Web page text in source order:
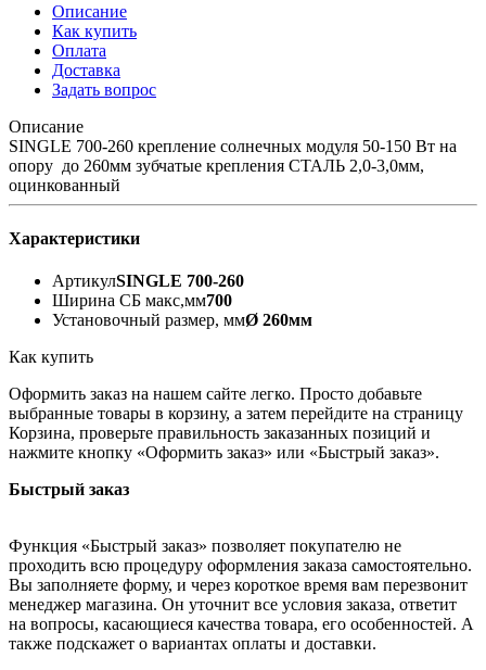
Описание
Как купить
Оплата
Доставка
Задать вопрос
Описание
SINGLE 700-260 крепление солнечных модуля 50-150 Вт на
опору до 260мм зубчатые крепления СТАЛЬ 2,0-3,0мм,
оцинкованный
Характеристики
АртикулSINGLE 700-260
Ширина СБ макс,мм700
Установочный размер, ммØ 260мм
Как купить
Оформить заказ на нашем сайте легко. Просто добавьте
выбранные товары в корзину, а затем перейдите на страницу
Корзина, проверьте правильность заказанных позиций и
нажмите кнопку «Оформить заказ» или «Быстрый заказ».
Быстрый заказ
Функция «Быстрый заказ» позволяет покупателю не
проходить всю процедуру оформления заказа самостоятельно.
Вы заполняете форму, и через короткое время вам перезвонит
менеджер магазина. Он уточнит все условия заказа, ответит
на вопросы, касающиеся качества товара, его особенностей. А
также подскажет о вариантах оплаты и доставки.